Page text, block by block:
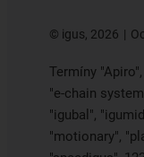
© igus, 2026
Termíny
"e-chain
"igubal",
"motionary",